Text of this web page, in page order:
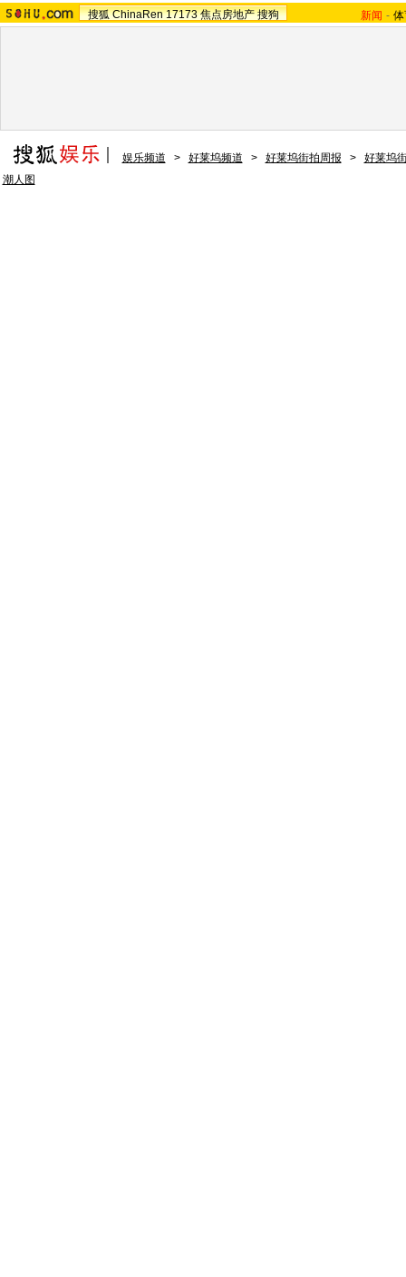
搜狐 ChinaRen 17173 焦点房地产 搜狗 新闻 -
娱乐频道 > 好莱坞频道 > 好莱坞街拍周报 >
好莱坞
潮人图